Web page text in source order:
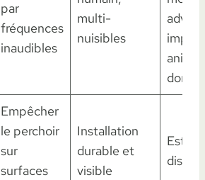
par
fréquences
inaudibles
multi-
nuisibles
impact
Empêcher
le perchoir
sur
surfaces
Installation
durable et
visible